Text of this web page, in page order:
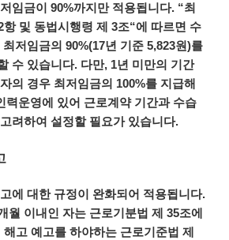
임금이 90%까지만 적용됩니다. “최
항 및 동법시행령 제 3조“에 따르면 수
최저임금의 90%(17년 기준 5,823원)를
수 있습니다. 다만, 1년 미만의 기간
의 경우 최저임금의 100%를 지급해
력운영에 있어 근로계약 기간과 수습
고려하여 설정할 필요가 있습니다.
에 대한 규정이 완화되어 적용됩니다.
월 이내인 자는 근로기분법 제 35조에
해고 예고를 하야하는 근로기준법 제